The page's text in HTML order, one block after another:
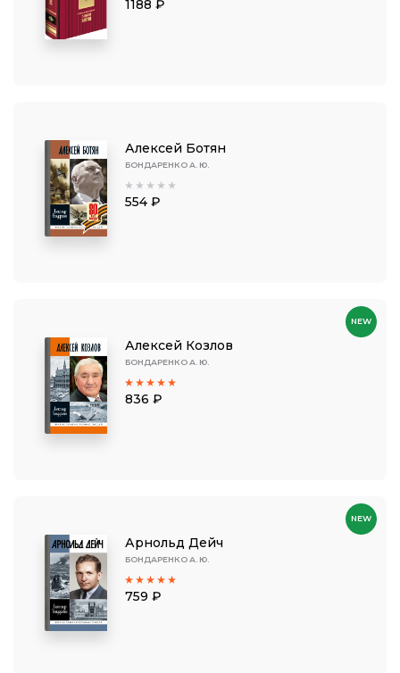
1188 ₽
Алексей Ботян
БОНДАРЕНКО А. Ю.
554 ₽
Алексей Козлов
БОНДАРЕНКО А. Ю.
836 ₽
NEW
Арнольд Дейч
БОНДАРЕНКО А. Ю.
759 ₽
NEW